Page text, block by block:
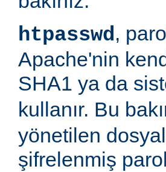
htpasswd,
Apache'nin
SHA1 ya da
kullanır. Bu
yönetilen
şifrelenmiş